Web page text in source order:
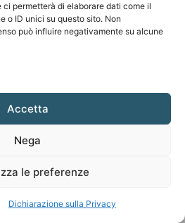
permetterà di elaborare dati come il
o ID unici su questo sito. Non
può influire negativamente su alcune
Accetta
Nega
le preferenze
Dichiarazione sulla Privacy